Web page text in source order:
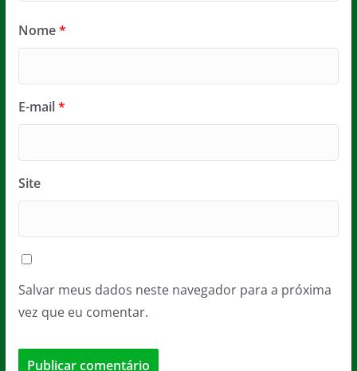
Nome*
E-mail*
Site
Salvar meus dados neste navegador para a próxima
vez que eu comentar.